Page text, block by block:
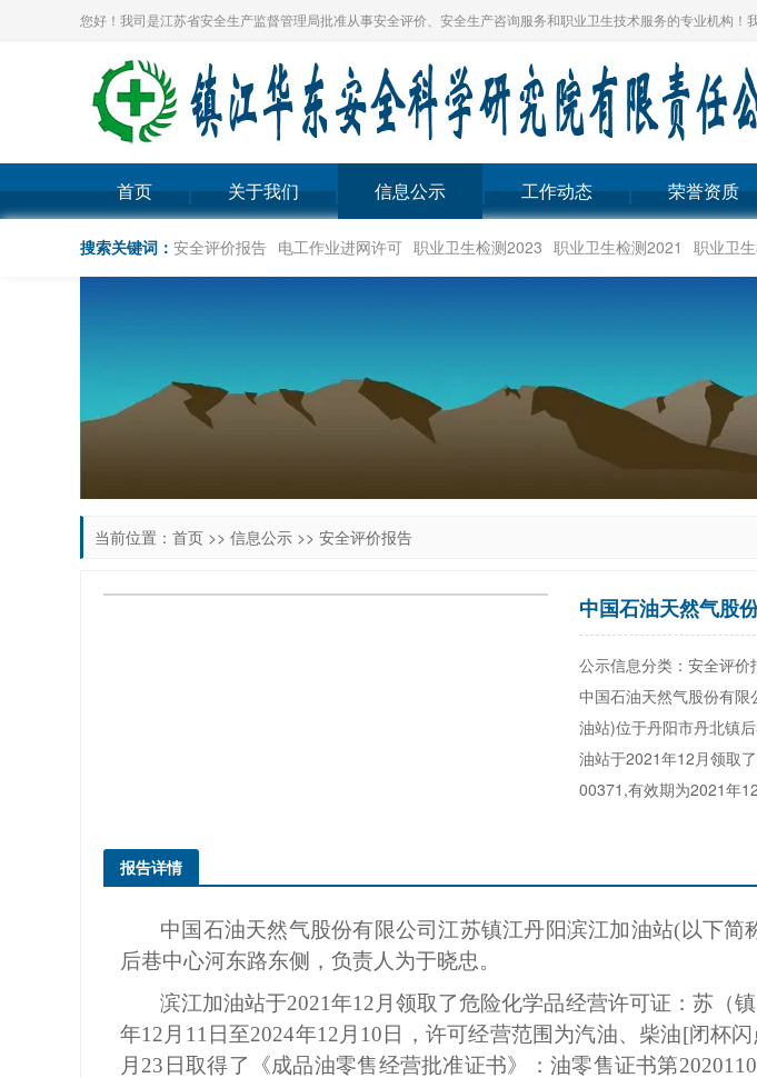
您好！我司是江苏省安全生产监督管理局批准从事安全评价、安全生产咨询服务和职业卫生技术服务的专业机构！
首页 关于我们 信息公示 工作动态 荣誉资质
搜索关键词： 安全评价报告 电工作业进网许可 职业卫生检测2023 职业卫生检测2021 职业卫
当前位置： 首页 >> 信息公示 >> 安全评价报告
中国石油天然气股
公示信息分类：安全评价
中国石油天然气股份有
油站)位于丹阳市丹北镇
油站于2021年12月领取
00371,有效期为2021年
报告详情
中国石油天然气股份有限公司江苏镇江丹阳滨江加油站(以下简
后巷中心河东路东侧 ，负责人为于晓忠。
滨江加油站于2021年1 2 月领取了危险化学品经营许可证： 苏（镇
年12月11日至2024年12月10日
，许可经营范围为汽油、柴油[闭杯
月 23 日取得了《成品油零售经营批准证书》：油零售证书第